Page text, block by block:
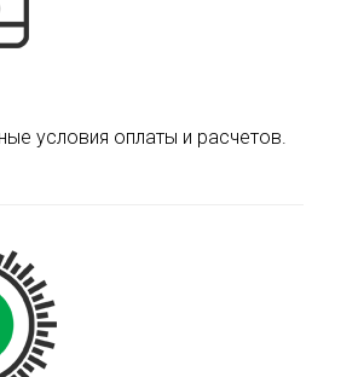
условия оплаты и расчетов.